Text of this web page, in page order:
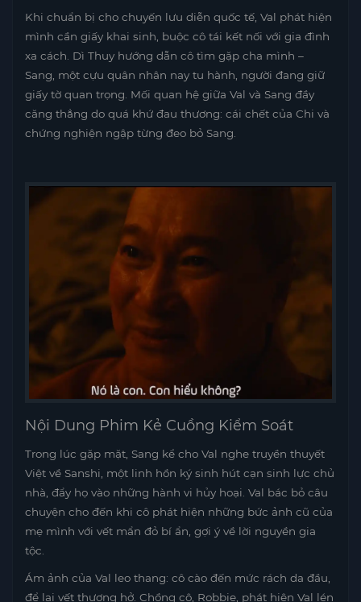
Khi chuẩn bị cho chuyến lưu diễn quốc tế, Val phát hiện
mình cần giấy khai sinh, buộc cô tái kết nối với gia đình
xa cách. Dì Thuy hướng dẫn cô tìm gặp cha mình –
Sang, một cựu quân nhân nay tu hành, người đang giữ
giấy tờ quan trọng. Mối quan hệ giữa Val và Sang đầy
căng thẳng do quá khứ đau thương: cái chết của Chi và
chứng nghiện ngập từng đeo bỏ Sang.
Nội Dung Phim Kẻ Cuồng Kiểm Soát
Trong lúc gặp mặt, Sang kể cho Val nghe truyền thuyết
Việt về Sanshi, một linh hồn ký sinh hút cạn sinh lực chủ
nhà, đẩy họ vào những hành vi hủy hoại. Val bác bỏ câu
chuyện cho đến khi cô phát hiện những bức ảnh cũ của
mẹ mình với vết mẩn đỏ bí ẩn, gợi ý về lời nguyền gia
tộc.
Ám ảnh của Val leo thang: cô cào đến mức rách da đầu,
để lại vết thương hở. Chồng cô, Robbie, phát hiện Val lén